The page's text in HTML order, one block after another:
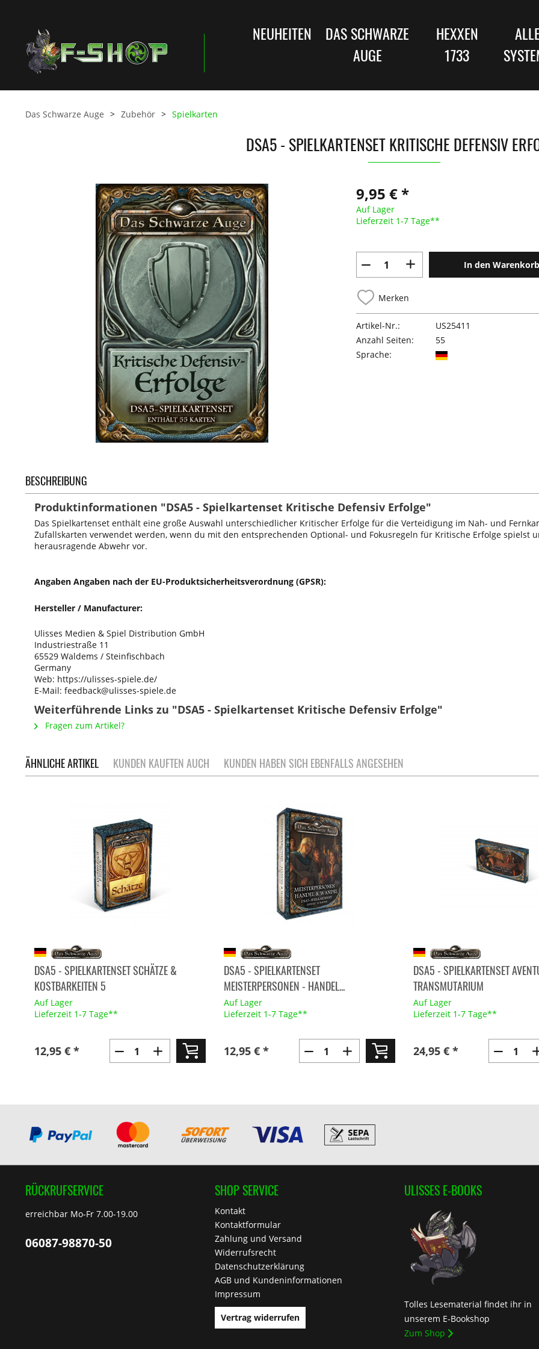
NEUHEITEN
DAS SCHWARZE
AUGE
HEXXEN
1733
ALLE
Das Schwarze Auge Zubehör Spielkarten
DSA5 - SPIELKARTENSET KRITISCHE DEFENSIV
9,95 € *
Auf Lager
Lieferzeit 1-7 Tage**
In den Warenkorb
Merken
Artikel-Nr.:
US25411
Anzahl Seiten:
55
Sprache:
BESCHREIBUNG
Produktinformationen "DSA5 - Spielkartenset Kritische Defensiv Erfolge"
Das Spielkartenset enthält eine große Auswahl unterschiedlicher Kritischer Erfolge für die Verteidigung im Nah- und
Zufallskarten verwendet werden, wenn du mit den entsprechenden Optional- und Fokusregeln für Kritische Erfolge spielst
herausragende Abwehr vor.
Angaben Angaben nach der EU-Produktsicherheitsverordnung (GPSR):
Hersteller / Manufacturer:
Ulisses Medien & Spiel Distribution GmbH
Industriestraße 11
65529 Waldems / Steinfischbach
Germany
Web: https://ulisses-spiele.de/
E-Mail: feedback@ulisses-spiele.de
Weiterführende Links zu "DSA5 - Spielkartenset Kritische Defensiv Erfolge"
Fragen zum Artikel?
ÄHNLICHE ARTIKEL KUNDEN KAUFTEN AUCH KUNDEN HABEN SICH EBENFALLS ANGESEHEN
DSA5 - SPIELKARTENSET SCHÄTZE &
KOSTBARKEITEN 5
Auf Lager
Lieferzeit 1-7 Tage**
12,95 € *
DSA5 - SPIELKARTENSET
MEISTERPERSONEN - HANDEL...
Auf Lager
Lieferzeit 1-7 Tage**
12,95 € *
DSA5 - SPIELKARTENSET
TRANSMUTARIUM
Auf Lager
Lieferzeit 1-7 Tage**
24,95 € *
RÜCKRUFSERVICE
erreichbar Mo-Fr 7.00-19.00
06087-98870-50
SHOP SERVICE
Kontakt
Kontaktformular
Zahlung und Versand
Widerrufsrecht
Datenschutzerklärung
AGB und Kundeninformationen
Impressum
Vertrag widerrufen
ULISSES E-BOOKS
Tolles Lesematerial findet ihr in
unserem E-Bookshop
Zum Shop